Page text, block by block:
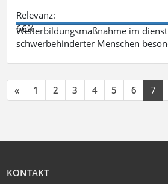
Relevanz:
66%
Weiterbildungsmaßnahme im
schwerbehinderter Menschen
« 1 2 3 4 5 6 7
KONTAKT